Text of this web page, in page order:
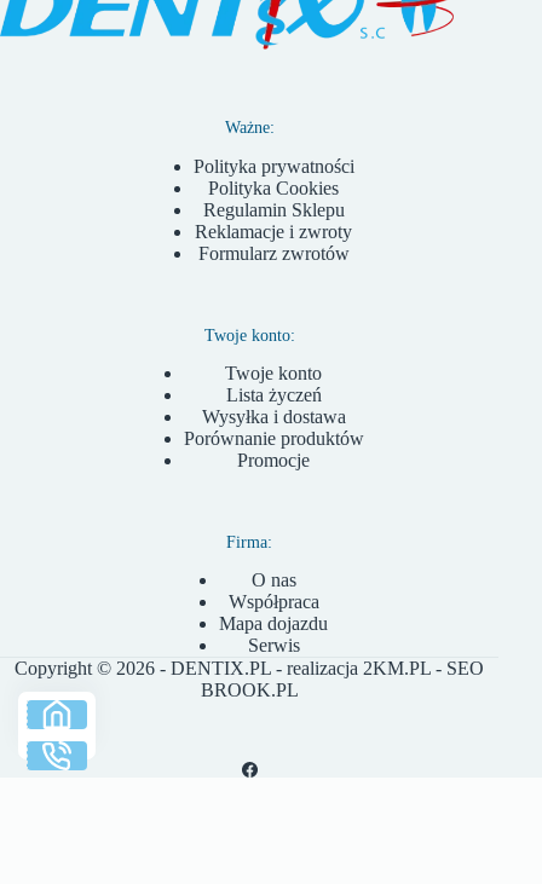
Ważne:
Polityka prywatności
Polityka Cookies
Regulamin Sklepu
Reklamacje i zwroty
Formularz zwrotów
Twoje konto:
Twoje konto
Lista życzeń
Wysyłka i dostawa
Porównanie produktów
Promocje
Firma:
O nas
Współpraca
Mapa dojazdu
Serwis
Copyright © 2026 - DENTIX.PL - realizacja 2KM.PL - SEO
BROOK.PL